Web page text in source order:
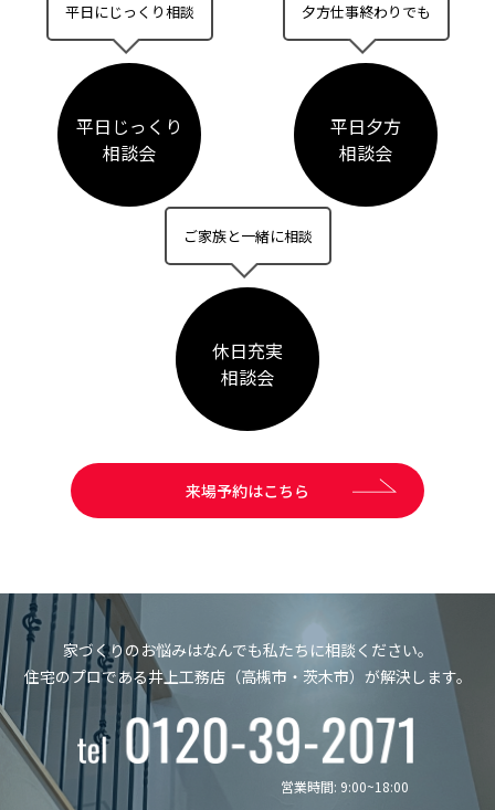
平日にじっくり相談
平日じっくり
相談会
夕方仕事終わりでも
平日夕方
相談会
ご家族と一緒に相談
休日充実
相談会
来場予約はこちら
家づくりのお悩みはなんでも私たちに相談ください。
住宅のプロである井上工務店（高槻市・茨木市）が解決します。
営業時間: 9:00~18:00